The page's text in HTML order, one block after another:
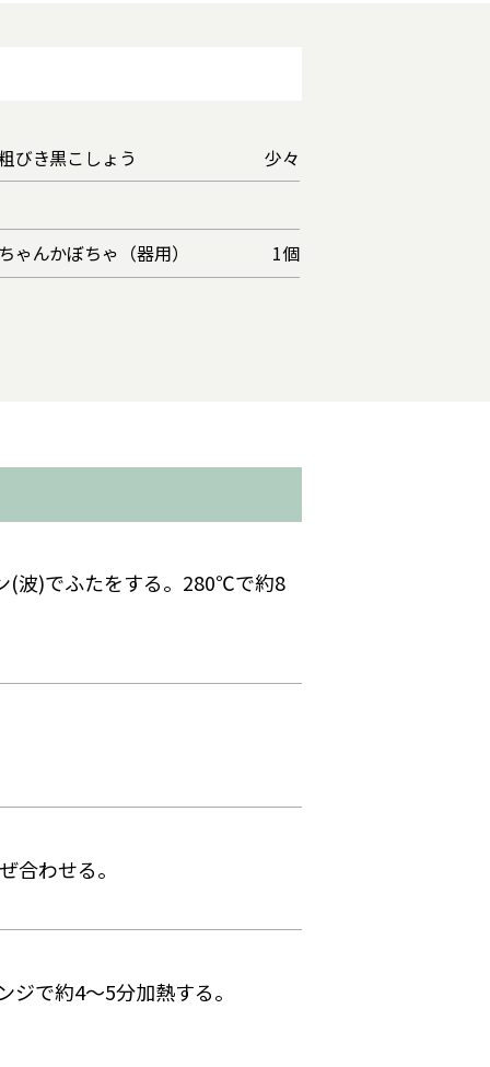
びき黒こしょう 少々
ゃんかぼちゃ（器用） 1個
(波)でふたをする。280℃で約8
合わせる。
で約4～5分加熱する。